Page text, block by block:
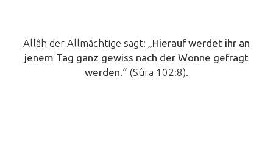
Allâh der Allmächtige sagt: „Hierauf werdet ihr an
jenem Tag ganz gewiss nach der Wonne gefragt
werden.“ (Sûra 102:8).